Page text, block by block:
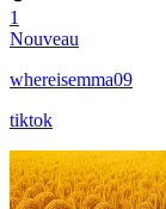
1
Nouveau
whereisemma09
tiktok